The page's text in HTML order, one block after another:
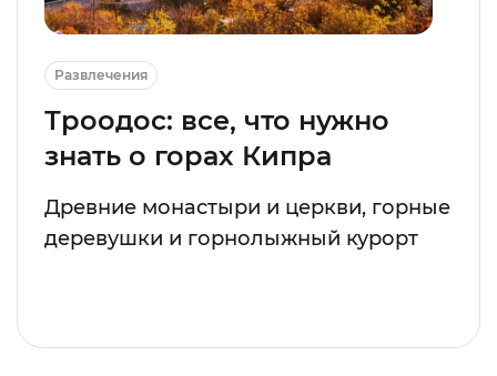
Развлечения
Троодос: все, что нужно
знать о горах Кипра
Древние монастыри и церкви, горные
деревушки и горнолыжный курорт